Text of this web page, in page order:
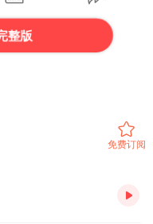
整版
免费订阅